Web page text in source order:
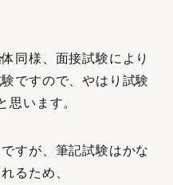
同様、面接試験により
ですので、やはり試験
思います。
すが、筆記試験はかな
るため、